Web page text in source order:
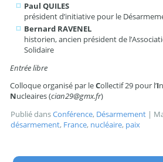
Paul QUILES
président d’initiative pour le
Bernard RAVENEL
historien, ancien président de
Solidaire
Entrée libre
Colloque organisé par leCollectif 29 pour l’I
Nucleaires (cian29@gmx.fr)
Publié dansConférence, Désarmement |
désarmement, France, nucléaire, paix